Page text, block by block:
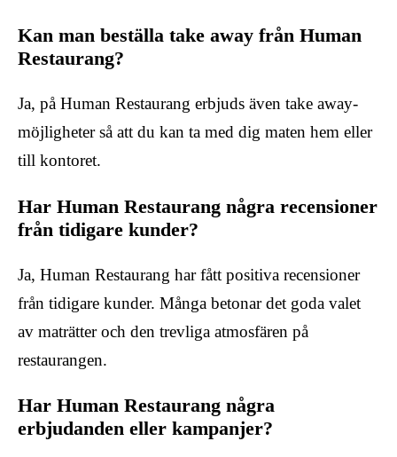
Kan man beställa take away från Human
Restaurang?
Ja, på Human Restaurang erbjuds även take away-
möjligheter så att du kan ta med dig maten hem eller
till kontoret.
Har Human Restaurang några recensioner
från tidigare kunder?
Ja, Human Restaurang har fått positiva recensioner
från tidigare kunder. Många betonar det goda valet
av maträtter och den trevliga atmosfären på
restaurangen.
Har Human Restaurang några
erbjudanden eller kampanjer?